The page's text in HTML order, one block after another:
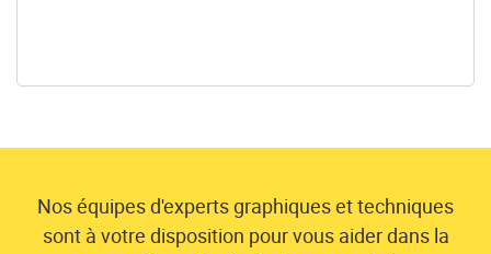
Nos équipes d'experts graphiques et techniques
sont à votre disposition pour vous aider dans la